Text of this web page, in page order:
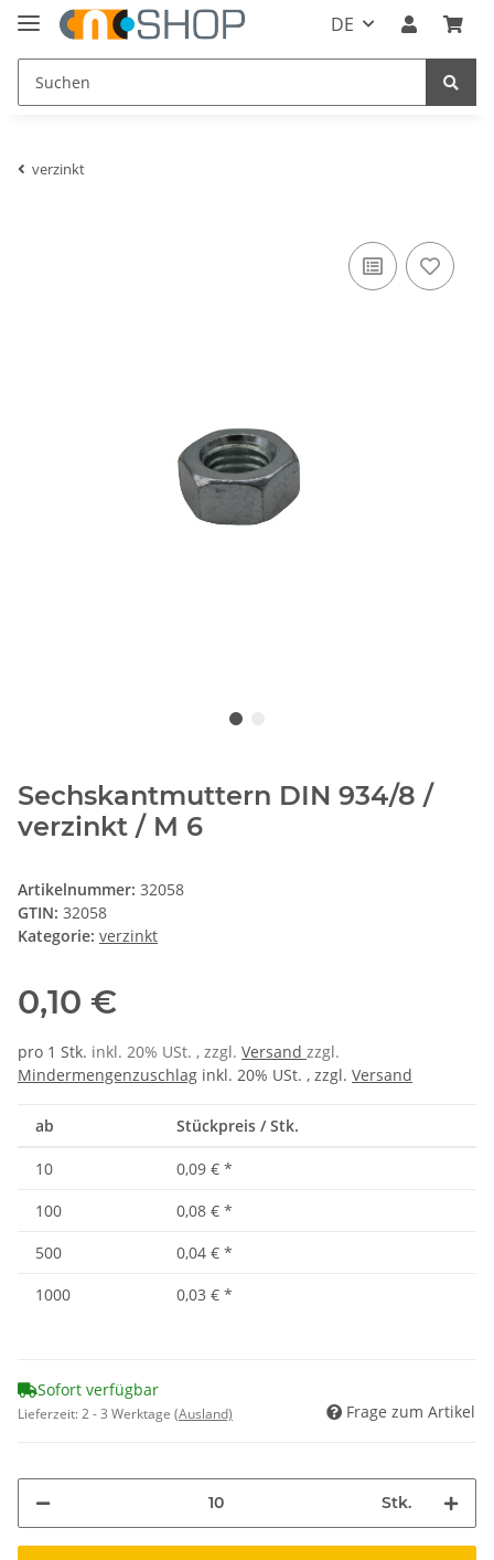
DE
verzinkt
Sechskantmuttern DIN 934/8 /
verzinkt / M 6
Artikelnummer: 32058
GTIN: 32058
Kategorie: verzinkt
0,10 €
pro 1 Stk. inkl. 20% USt. , zzgl. Versand zzgl.
Mindermengenzuschlag inkl. 20% USt. , zzgl. Versand
ab Stückpreis / Stk.
10 0,09 € *
100
0,08 € *
500
0,04 € *
1000
0,03 € *
Sofort verfügbar
Lieferzeit:2 - 3 Werktage (Ausland) Frage zum Artikel
Stk.